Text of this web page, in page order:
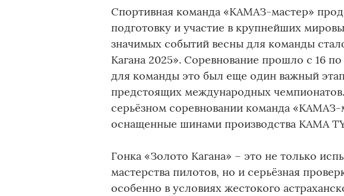
Спортивная команда «КАМАЗ-мастер»
подготовку и участие в крупнейших
значимых событий весны для команды
Кагана 2025». Соревнование прошло с 16
для команды это был еще один важный
предстоящих международных
серьёзном соревновании команда «КАМАЗ-
оснащенные шинами производства KAMA
Гонка «Золото Кагана» – это не только
мастерства пилотов, но и серьёзная
особенно в условиях жестокого